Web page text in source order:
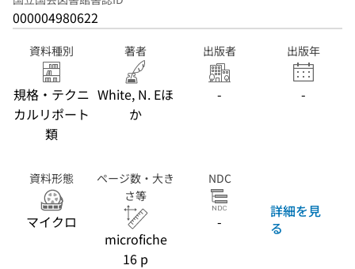
000004980622
資料種別
規格・テクニ
カルリポート
類
著者
White, N. Eほ
か
出版者
-
出版年
-
資料形態
マイクロ
ページ数・大き
さ等
microfiche
16 p
NDC
-
詳細を見
る